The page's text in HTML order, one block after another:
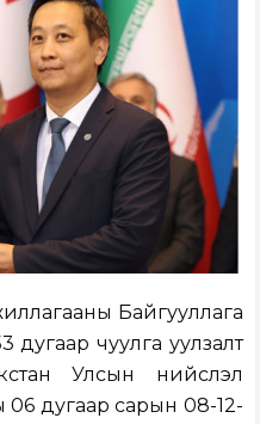
Байгууллага
чуулга уулзалт
Улсын нийслэл
дугаар сарын 08-12-